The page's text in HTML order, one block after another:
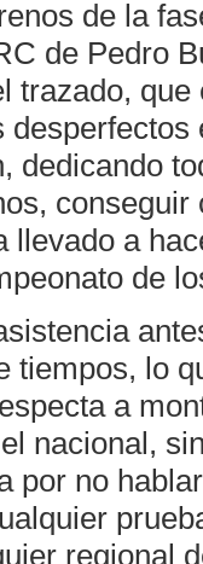
de la
de Pedro
trazado,
dedicando
llevado a
de
tiempos, lo
a
nacional,
por no
regional